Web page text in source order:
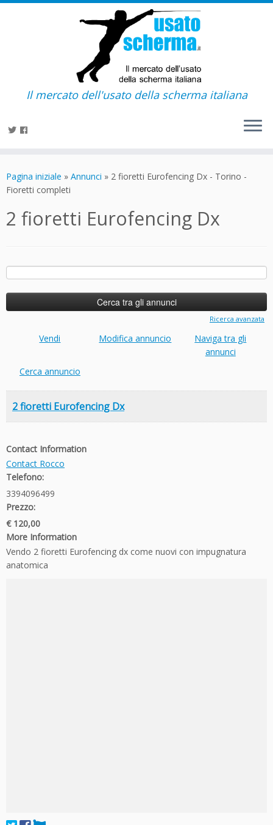
contenuto
Il mercato dell'usato della scherma italiana
Pagina iniziale » Annunci » 2 fioretti Eurofencing Dx - Torino -
Fioretti completi
2 fioretti Eurofencing Dx
Ricerca
Ricerca avanzata
Vendi Modifica annuncio
Naviga tra gli
annunci
Cerca annuncio
2 fioretti Eurofencing Dx
Contact Information
Contact Rocco
Telefono:
3394096499
Prezzo:
€ 120,00
More Information
Vendo 2 fioretti Eurofencing dx come nuovi con impugnatura
anatomica